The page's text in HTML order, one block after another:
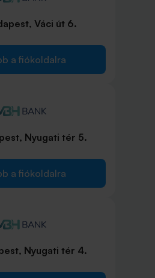
Váci út 6.
a fiókoldalra
Nyugati tér 5.
a fiókoldalra
Nyugati tér 4.